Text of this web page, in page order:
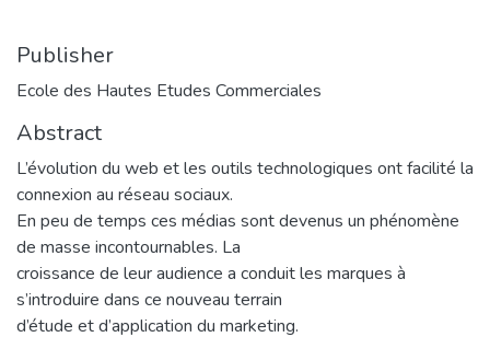
Publisher
Ecole des Hautes Etudes Commerciales
Abstract
L’évolution du web et les outils technologiques ont facilité la
connexion au réseau sociaux.
En peu de temps ces médias sont devenus un phénomène
de masse incontournables. La
croissance de leur audience a conduit les marques à
s’introduire dans ce nouveau terrain
d’étude et d’application du marketing.